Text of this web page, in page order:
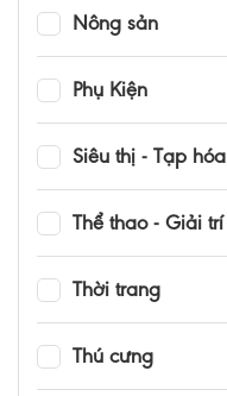
Nông sản
Phụ Kiện
Siêu thị - Tạp hóa
Thể thao - Giải trí
Thời trang
Thú cưng